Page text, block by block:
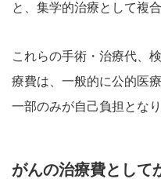
と、集学的治療として複
これらの手術・治療代、
療費は、一般的に公的医
一部のみが自己負担となり
がんの治療費として